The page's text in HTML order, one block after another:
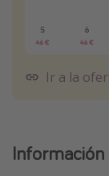
Ir a la